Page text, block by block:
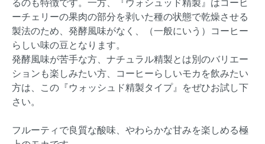
ーチェリーの果肉の部分を剥いた種の状態で乾燥させる
製法のため、発酵風味がなく、（一般にいう）コーヒー
らしい味の豆となります。
発酵風味が苦手な方、ナチュラル精製とは別のバリエー
ションも楽しみたい方、コーヒーらしいモカを飲みたい
方は、この『ウォッシュド精製タイプ』をぜひお試し下
さい。
フルーティで良質な酸味、やわらかな甘みを楽しめる極